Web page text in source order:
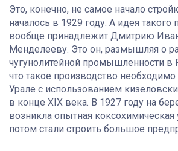
Это, конечно, не самое начало
началось в 1929 году. А идея такого
вообще принадлежит Дмитрию
Менделееву. Это он, размышляя о
чугунолитейной промышленности в
что такое производство необходимо
Урале с использованием
в конце XIX века. В 1927 году на
возникла опытная
потом стали строить большое